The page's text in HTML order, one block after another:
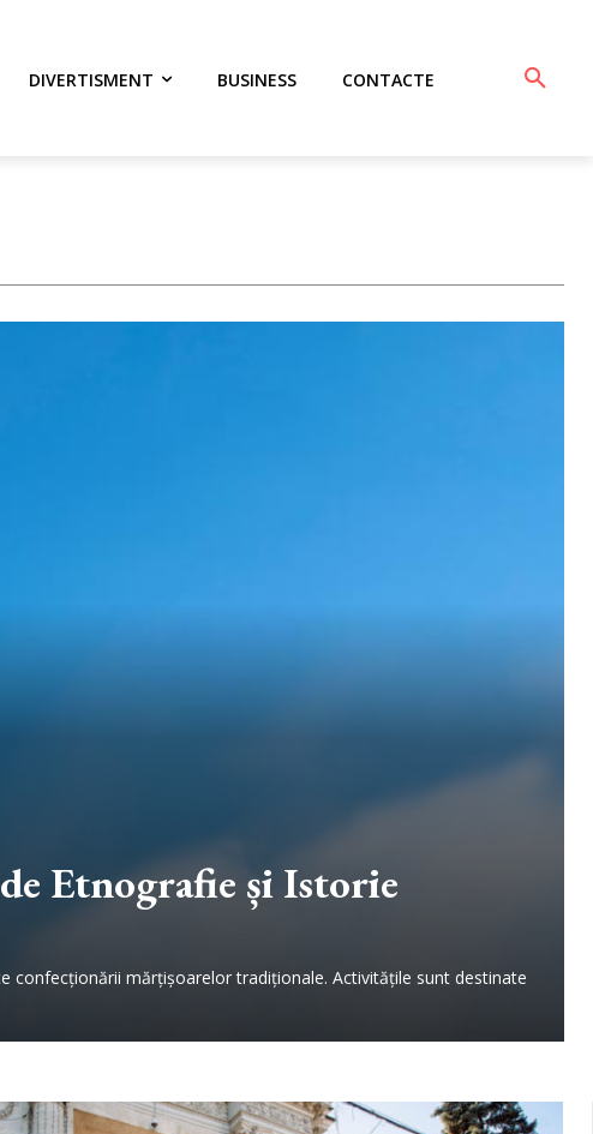
DIVERTISMENT BUSINESS CONTACTE
Etnografie și Istorie
confecționării mărțișoarelor tradiționale. Activitățile sunt destinate